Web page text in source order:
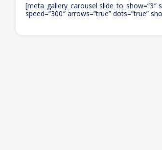
[meta_gallery_carousel slide_to_show=”3″
speed=”300″ arrows=”true” dots=”true”